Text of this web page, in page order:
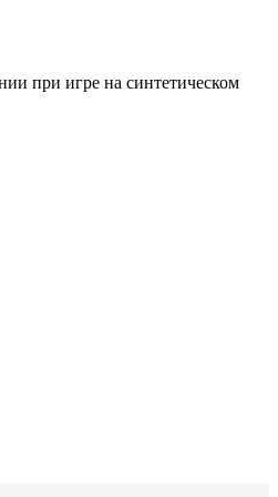
при игре на синтетическом